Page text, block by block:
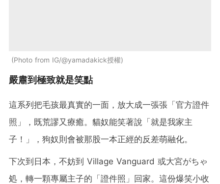
Photo from IG/@yamadakick授權
嚴肅到極致就是笑點
這系列把毛孩最真實的一面，放大成一張張「官方證件
照」，既荒謬又療癒。貓奴能笑著說「就是我家主
子！」，狗奴則會被那股一本正經的反差萌融化。
下次到日本，不妨到 Village Vanguard 或大宮がちゃ
処，轉一顆專屬主子的「證件照」回家。這份爆笑小收